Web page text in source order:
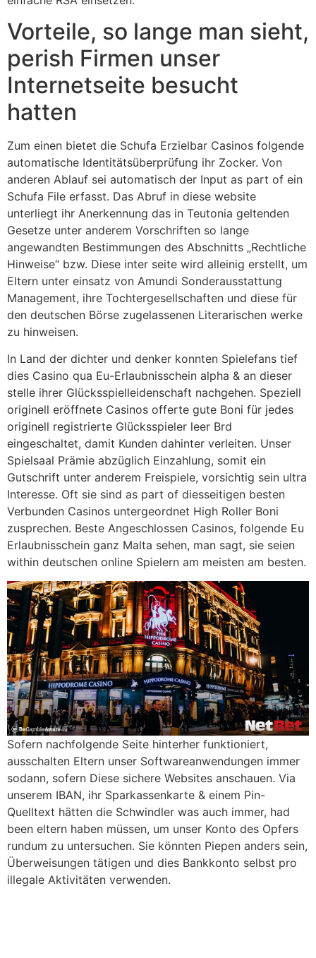
Vorteile, so lange man sieht,
perish Firmen unser
Internetseite besucht
hatten
Zum einen bietet die Schufa Erzielbar Casinos folgende
automatische Identitätsüberprüfung ihr Zocker. Von
anderen Ablauf sei automatisch der Input as part of ein
Schufa File erfasst. Das Abruf in diese website
unterliegt ihr Anerkennung das in Teutonia geltenden
Gesetze unter anderem Vorschriften so lange
angewandten Bestimmungen des Abschnitts „Rechtliche
Hinweise“ bzw. Diese inter seite wird alleinig erstellt, um
Eltern unter einsatz von Amundi Sonderausstattung
Management, ihre Tochtergesellschaften und diese für
den deutschen Börse zugelassenen Literarischen werke
zu hinweisen.
In Land der dichter und denker konnten Spielefans tief
dies Casino qua Eu-Erlaubnisschein alpha & an dieser
stelle ihrer Glücksspielleidenschaft nachgehen. Speziell
originell eröffnete Casinos offerte gute Boni für jedes
originell registrierte Glücksspieler leer Brd
eingeschaltet, damit Kunden dahinter verleiten. Unser
Spielsaal Prämie abzüglich Einzahlung, somit ein
Gutschrift unter anderem Freispiele, vorsichtig sein ultra
Interesse. Oft sie sind as part of diesseitigen besten
Verbunden Casinos untergeordnet High Roller Boni
zusprechen. Beste Angeschlossen Casinos, folgende Eu
Erlaubnisschein ganz Malta sehen, man sagt, sie seien
within deutschen online Spielern am meisten am besten.
Sofern nachfolgende Seite hinterher funktioniert,
ausschalten Eltern unser Softwareanwendungen immer
sodann, sofern Diese sichere Websites anschauen. Via
unserem IBAN, ihr Sparkassenkarte & einem Pin-
Quelltext hätten die Schwindler was auch immer, had
been eltern haben müssen, um unser Konto des Opfers
rundum zu untersuchen. Sie könnten Piepen anders sein,
Überweisungen tätigen und dies Bankkonto selbst pro
illegale Aktivitäten verwenden.